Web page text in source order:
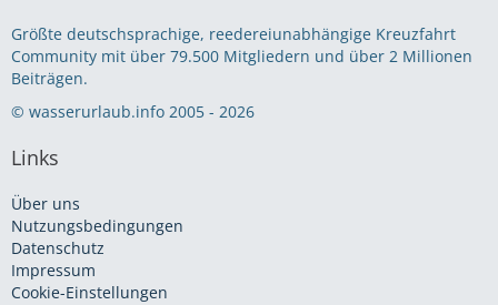
Größte deutschsprachige, reedereiunabhängige Kreuzfahrt
Community mit über 79.500 Mitgliedern und über 2 Millionen
Beiträgen.
© wasserurlaub.info 2005 - 2026
Links
Über uns
Nutzungsbedingungen
Datenschutz
Impressum
Cookie-Einstellungen